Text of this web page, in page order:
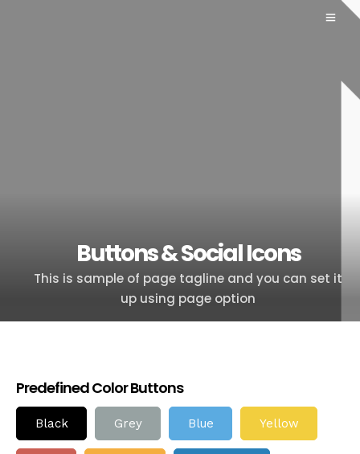
Buttons & Social Icons
This is sample of page tagline and you can set it
up using page option
Predefined Color Buttons
Black Grey Blue Yellow